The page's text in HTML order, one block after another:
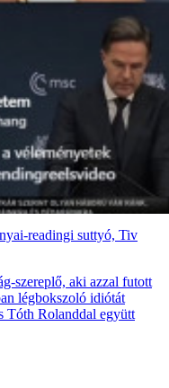
readingi suttyó, Tiv
szereplő, aki azzal futott
légbokszoló idiótát
Tóth Rolanddal együtt